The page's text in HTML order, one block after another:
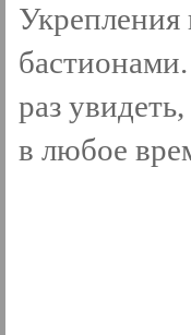
Укрепления
раз
в любое